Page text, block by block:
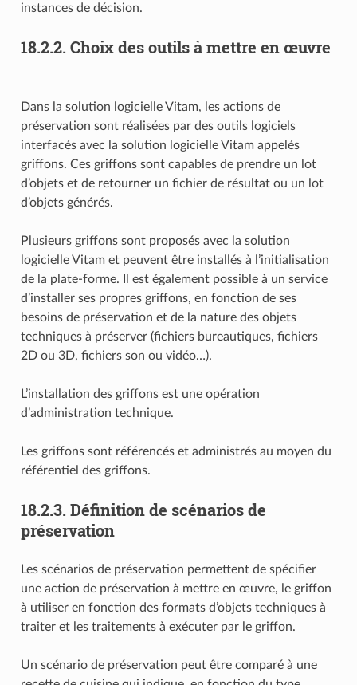
instances de décision.
18.2.2. Choix des outils à mettre en œuvre
Dans la solution logicielle Vitam, les actions de
préservation sont réalisées par des outils logiciels
interfacés avec la solution logicielle Vitam appelés
griffons. Ces griffons sont capables de prendre un lot
d’objets et de retourner un fichier de résultat ou un lot
d’objets générés.
Plusieurs griffons sont proposés avec la solution
logicielle Vitam et peuvent être installés à l’initialisation
de la plate-forme. Il est également possible à un service
d’installer ses propres griffons, en fonction de ses
besoins de préservation et de la nature des objets
techniques à préserver (fichiers bureautiques, fichiers
2D ou 3D, fichiers son ou vidéo…).
L’installation des griffons est une opération
d’administration technique.
Les griffons sont référencés et administrés au moyen du
référentiel des griffons.
18.2.3. Définition de scénarios de
préservation
Les scénarios de préservation permettent de spécifier
une action de préservation à mettre en œuvre, le griffon
à utiliser en fonction des formats d’objets techniques à
traiter et les traitements à exécuter par le griffon.
Un scénario de préservation peut être comparé à une